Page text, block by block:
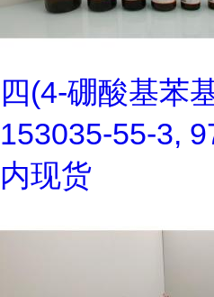
四(4-硼酸基苯
153035-55-3,
内现货